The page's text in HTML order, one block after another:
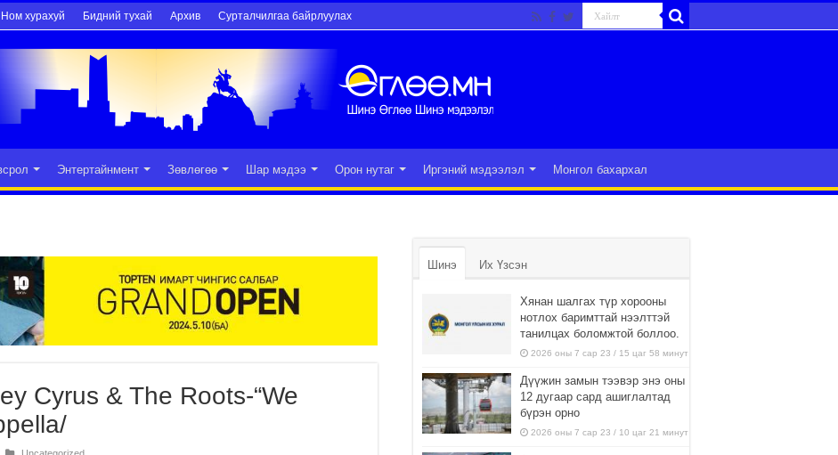
Ном хурахуй Бидний тухай Архив Сурталчилгаа байрлуулах
Энтертайнмент Зөвлөгөө Шар мэдээ Орон нутаг Иргэний мэдээлэл Монгол бахархал
Cyrus & The Roots-“We
Uncategorized
Шинэ Их Үзсэн
Хянан шалгах түр хорооны
нотлох баримттай нээлттэй
танилцах боломжтой боллоо.
2026 оны 7 сар 23 / 15 цаг 58 минут
Дүүжин замын тээвэр энэ оны
12 дугаар сард ашиглалтад
бүрэн орно
2026 оны 7 сар 23 / 10 цаг 21 минут